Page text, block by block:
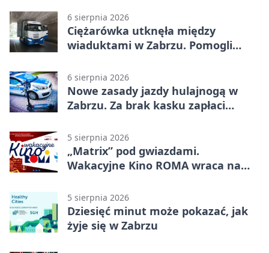
6 sierpnia 2026
Ciężarówka utknęła między
wiaduktami w Zabrzu. Pomogli
6 sierpnia 2026
Nowe zasady jazdy hulajnogą w
Zabrzu. Za brak kasku zapłaci
5 sierpnia 2026
„Matrix” pod gwiazdami.
Wakacyjne Kino ROMA wraca na
5 sierpnia 2026
Dziesięć minut może pokazać, jak
żyje się w Zabrzu